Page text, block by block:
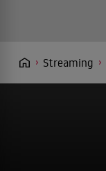
Streaming